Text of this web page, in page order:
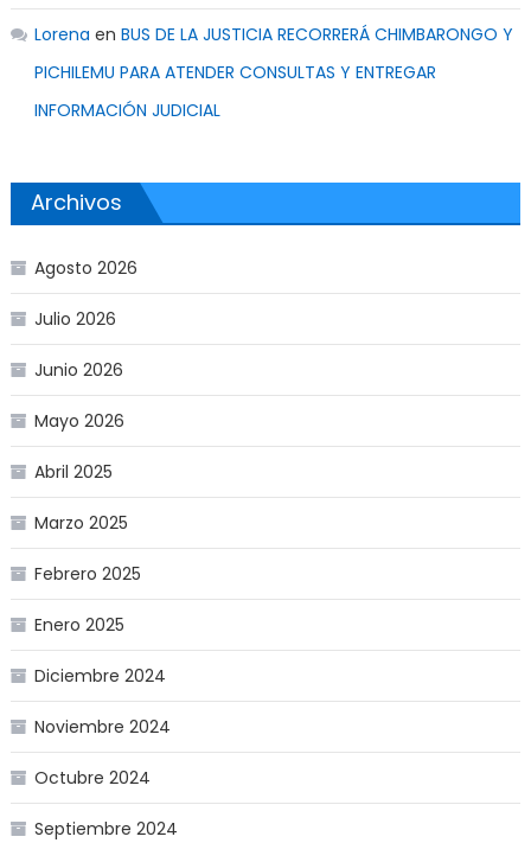
Lorena en BUS DE LA JUSTICIA RECORRERÁ CHIMBARONGO Y
PICHILEMU PARA ATENDER CONSULTAS Y ENTREGAR
INFORMACIÓN JUDICIAL
Archivos
Agosto 2026
Julio 2026
Junio 2026
Mayo 2026
Abril 2025
Marzo 2025
Febrero 2025
Enero 2025
Diciembre 2024
Noviembre 2024
Octubre 2024
Septiembre 2024